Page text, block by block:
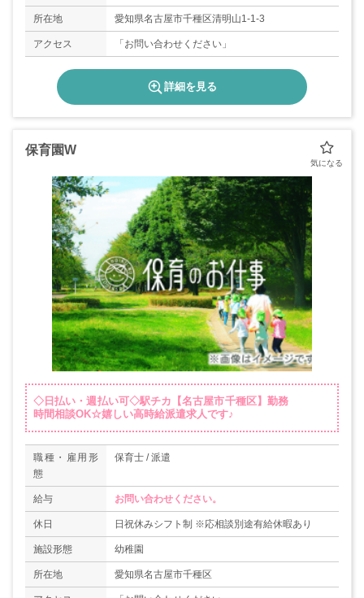
所在地 愛知県名古屋市千種区清明山1-1-3
アクセス 「お問い合わせください」
詳細を見る
保育園W
◇日払い・週払い可◇駅チカ【名古屋市千種区】勤務
時間相談OK☆嬉しい高時給派遣求人です♪
職種・雇用形
態
保育士 / 派遣
給与 お問い合わせください。
休日 日祝休みシフト制 ※応相談別途有給休暇あり
施設形態 幼稚園
所在地 愛知県名古屋市千種区